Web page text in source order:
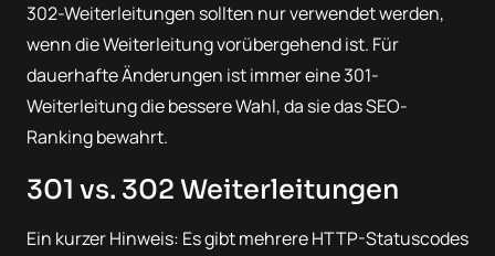
302-Weiterleitungen sollten nur verwendet werden,
wenn die Weiterleitung vorübergehend ist. Für
dauerhafte Änderungen ist immer eine 301-
Weiterleitung die bessere Wahl, da sie das SEO-
Ranking bewahrt.
301 vs. 302 Weiterleitungen
Ein kurzer Hinweis: Es gibt mehrere HTTP-Statuscodes